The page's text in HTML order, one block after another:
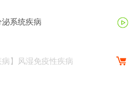
泌系统疾病
病】风湿免疫性疾病